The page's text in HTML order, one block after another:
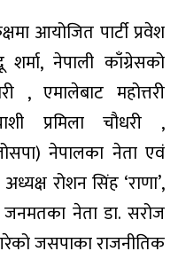
आयोजित पार्टी प्रवेश
शर्मा, नेपाली काँग्रेसको
, एमालेबाट महोत्तरी
प्रमिला चौधरी ,
नेपालका नेता एवं
रोशन सिंह ‘राणा’,
नेता डा. सरोज
जसपाका राजनीतिक